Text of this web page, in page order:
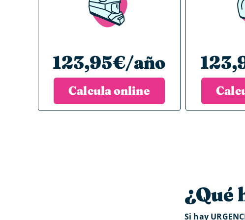
123,95€/año
Calcula online
¿Qué
Si hay